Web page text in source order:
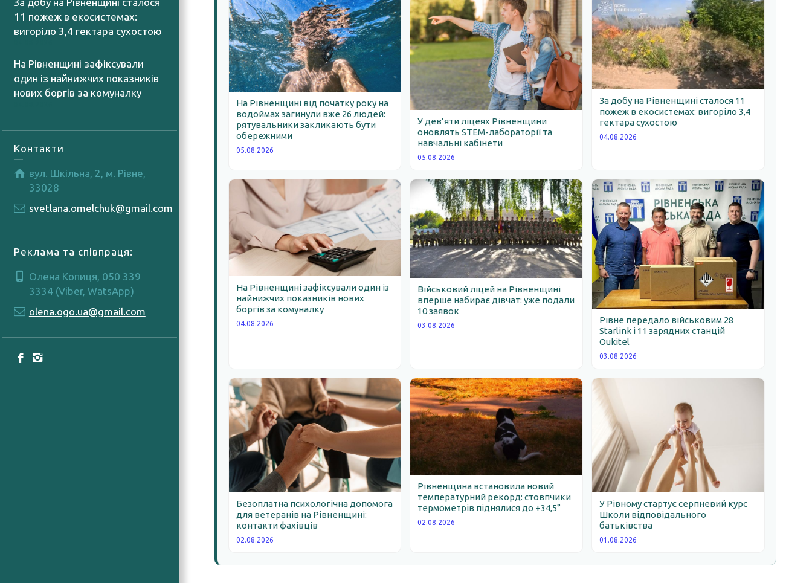
11 пожеж в екосистемах:
вигоріло 3,4 гектара сухостою
На Рівненщині зафіксували
один із найнижчих показників
нових боргів за комуналку
Контакти
вул. Шкільна, 2, м. Рівне,
33028
svetlana.omelchuk@gmail.com
Реклама та співпраця:
Олена Копиця, 050 339
3334 (Viber, WatsApp)
olena.ogo.ua@gmail.com
На Рівненщині від початку року на
водоймах загинули вже 26 людей:
рятувальники закликають бути
обережними
05.08.2026
У дев’яти ліцеях Рівненщини
оновлять STEM-лабораторії та
навчальні кабінети
05.08.2026
За добу на Рівненщині сталося 11
пожеж в екосистемах: вигоріло 3,4
гектара сухостою
04.08.2026
На Рівненщині зафіксували один із
найнижчих показників нових
боргів за комуналку
04.08.2026
Військовий ліцей на Рівненщині
вперше набирає дівчат: уже подали
10 заявок
03.08.2026
Рівне передало військовим 28
Starlink і 11 зарядних станцій
Oukitel
03.08.2026
Безоплатна психологічна допомога
для ветеранів на Рівненщині:
контакти фахівців
02.08.2026
Рівненщина встановила новий
температурний рекорд: стовпчики
термометрів піднялися до +34,5°
02.08.2026
У Рівному стартує серпневий курс
Школи відповідального
батьківства
01.08.2026